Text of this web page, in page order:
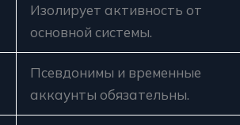
Изолирует активность от
основной системы.
Псевдонимы и временные
аккаунты обязательны.